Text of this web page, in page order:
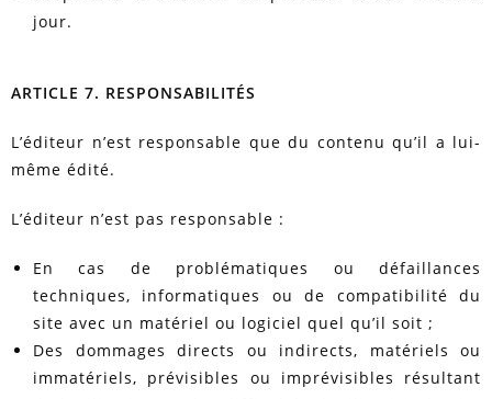
jour.
ARTICLE 7. RESPONSABILITÉS
L’éditeur n’est responsable que du contenu qu’il a lui-
même édité.
L’éditeur n’est pas responsable :
En cas de problématiques ou défaillances
techniques, informatiques ou de compatibilité du
site avec un matériel ou logiciel quel qu’il soit ;
Des dommages directs ou indirects, matériels ou
immatériels, prévisibles ou imprévisibles résultant